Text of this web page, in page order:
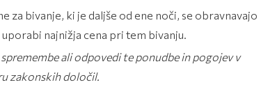
za bivanje, ki je daljše od ene noči, se obravnavajo
najnižja cena pri tem bivanju.
ali odpovedi te ponudbe in pogojev v
zakonskih določil.